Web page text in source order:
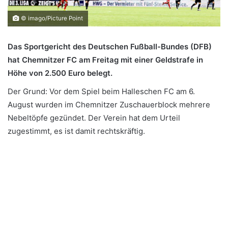
© imago/Picture Point
Das Sportgericht des Deutschen Fußball-Bundes (DFB)
hat Chemnitzer FC am Freitag mit einer Geldstrafe in
Höhe von 2.500 Euro belegt.
Der Grund: Vor dem Spiel beim Halleschen FC am 6.
August wurden im Chemnitzer Zuschauerblock mehrere
Nebeltöpfe gezündet. Der Verein hat dem Urteil
zugestimmt, es ist damit rechtskräftig.